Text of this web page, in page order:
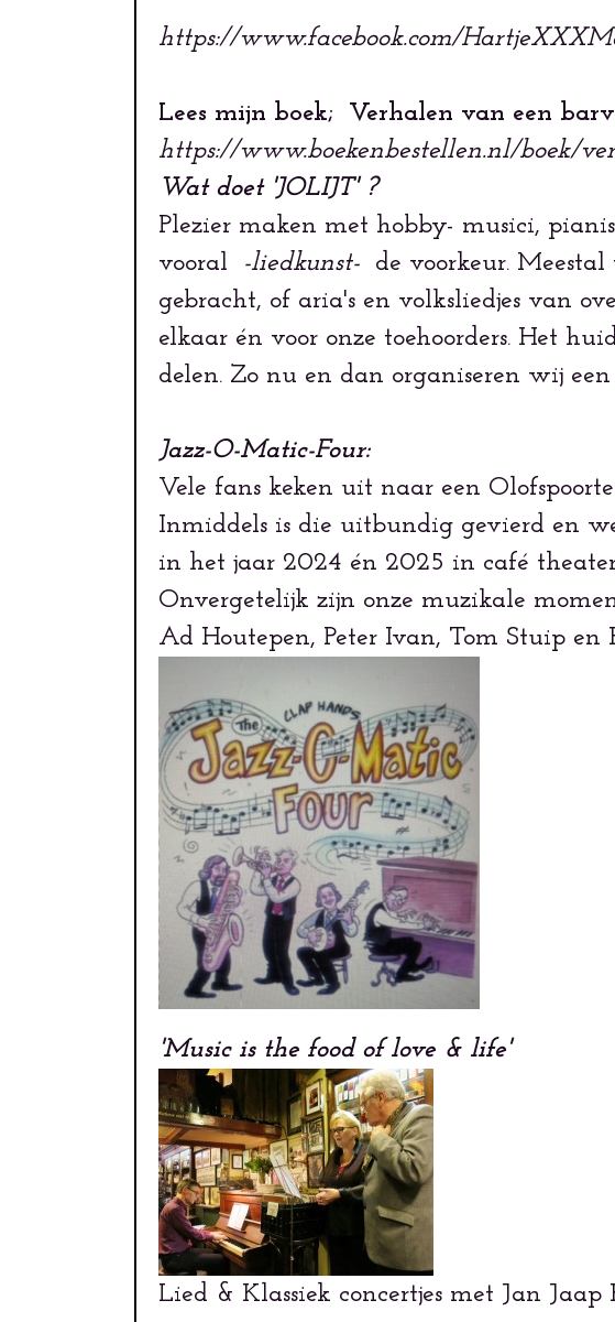
https://www.facebook.com/
Lees mijn boek; Verhalen van een
https://www.boekenbestellen.nl/boek/
Wat doet 'JOLIJT' ?
Plezier maken met hobby- musici,
vooral -liedkunst- de voorkeur.
gebracht, of aria's en volksliedjes van
elkaar én voor onze toehoorders. Het
delen. Zo nu en dan organiseren wij een
Jazz-O-Matic-Four:
Vele fans keken uit naar een
Inmiddels is die uitbundig gevierd en
in het jaar 2024 én 2025 in café
Onvergetelijk zijn onze muzikale
Ad Houtepen, Peter Ivan, Tom Stuip en
'Music is the food of love & life'
Lied & Klassiek concertjes met Jan